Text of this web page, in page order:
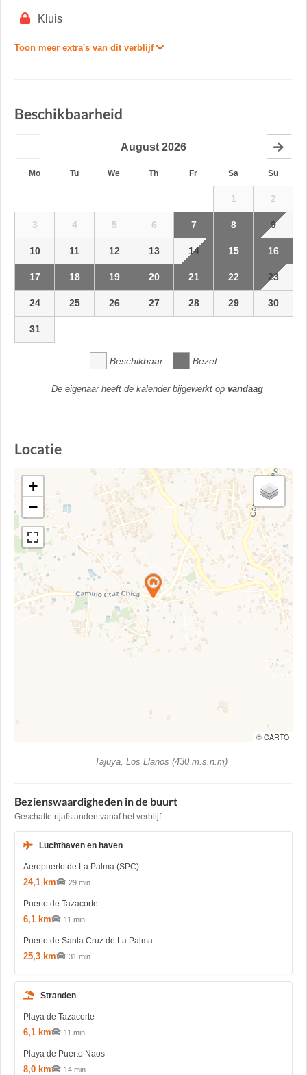
Kluis
Toon meer extra's van dit verblijf
Beschikbaarheid
August 2026
Mo Tu We Th Fr Sa Su
1 2
3 4 5 6 7 8 9
10 11 12 13 14 15 16
17 18 19 20 21 22 23
24 25 26 27 28 29 30
31
Beschikbaar Bezet
De eigenaar heeft de kalender bijgewerkt op vandaag
Locatie
+
−
© CARTO
Tajuya, Los Llanos (430 m.s.n.m)
Bezienswaardigheden in de buurt
Geschatte rijafstanden vanaf het verblijf.
Luchthaven en haven
Aeropuerto de La Palma (SPC)
24,1 km 29 min
Puerto de Tazacorte
6,1 km 11 min
Puerto de Santa Cruz de La Palma
25,3 km 31 min
Stranden
Playa de Tazacorte
6,1 km 11 min
Playa de Puerto Naos
8,0 km 14 min